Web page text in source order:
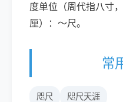
度单位（周代指八寸
厘）：～尺。
常
咫尺 咫尺天涯